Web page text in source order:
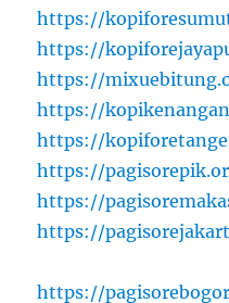
https://
https://
https://
https://
https://
https://
https://
https://
https://